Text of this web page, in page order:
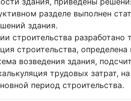
разделе выполнен
здания.
строительства
строительства,
возведения здания,
трудовых затрат,
период строительства.